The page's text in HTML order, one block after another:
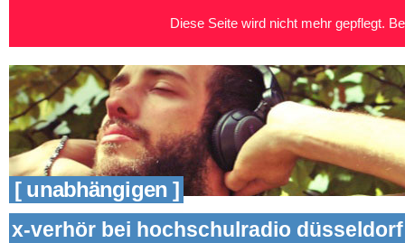
[ unabhängigen ]
x-verhör bei hochschulradio düsseldorf
Diese Seite wird nicht mehr gepflegt.